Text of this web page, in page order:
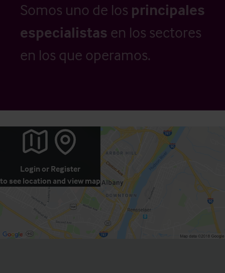
Somos uno de los principales
especialistas en los sectores
en los que operamos.
Login or Register
to see location and view map